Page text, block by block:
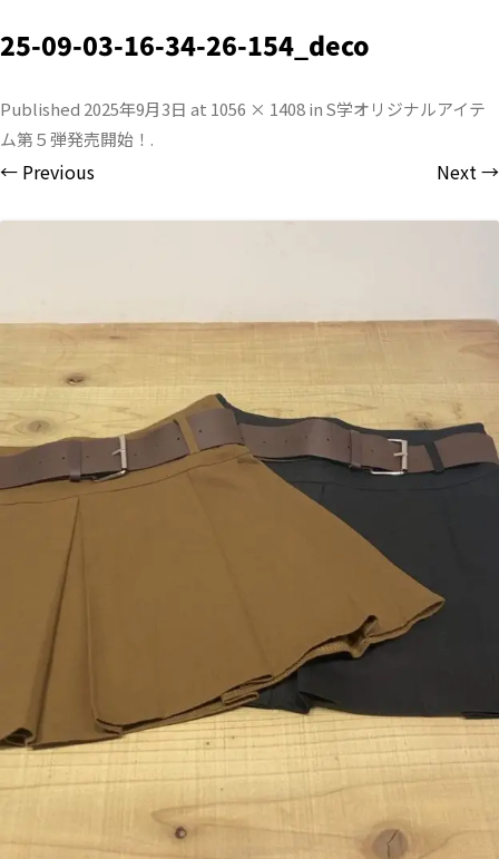
25-09-03-16-34-26-154_deco
Published 2025年9月3日 at 1056 × 1408inS学オリジナルアイテ
ム第５弾発売開始！ .
← Previous Next →